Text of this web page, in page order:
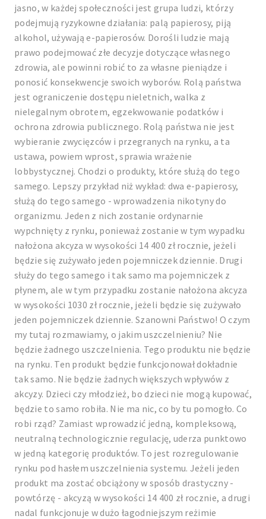
jasno, w każdej społeczności jest grupa ludzi, którzy
podejmują ryzykowne działania: palą papierosy, piją
alkohol, używają e-papierosów. Dorośli ludzie mają
prawo podejmować złe decyzje dotyczące własnego
zdrowia, ale powinni robić to za własne pieniądze i
ponosić konsekwencje swoich wyborów. Rolą państwa
jest ograniczenie dostępu nieletnich, walka z
nielegalnym obrotem, egzekwowanie podatków i
ochrona zdrowia publicznego. Rolą państwa nie jest
wybieranie zwycięzców i przegranych na rynku, a ta
ustawa, powiem wprost, sprawia wrażenie
lobbystycznej. Chodzi o produkty, które służą do tego
samego. Lepszy przykład niż wykład: dwa e-papierosy,
służą do tego samego - wprowadzenia nikotyny do
organizmu. Jeden z nich zostanie ordynarnie
wypchnięty z rynku, ponieważ zostanie w tym wypadku
nałożona akcyza w wysokości 14 400 zł rocznie, jeżeli
będzie się zużywało jeden pojemniczek dziennie. Drugi
służy do tego samego i tak samo ma pojemniczek z
płynem, ale w tym przypadku zostanie nałożona akcyza
w wysokości 1030 zł rocznie, jeżeli będzie się zużywało
jeden pojemniczek dziennie. Szanowni Państwo! O czym
my tutaj rozmawiamy, o jakim uszczelnieniu? Nie
będzie żadnego uszczelnienia. Tego produktu nie będzie
na rynku. Ten produkt będzie funkcjonował dokładnie
tak samo. Nie będzie żadnych większych wpływów z
akcyzy. Dzieci czy młodzież, bo dzieci nie mogą kupować,
będzie to samo robiła. Nie ma nic, co by tu pomogło. Co
robi rząd? Zamiast wprowadzić jedną, kompleksową,
neutralną technologicznie regulację, uderza punktowo
w jedną kategorię produktów. To jest rozregulowanie
rynku pod hasłem uszczelnienia systemu. Jeżeli jeden
produkt ma zostać obciążony w sposób drastyczny -
powtórzę - akcyzą w wysokości 14 400 zł rocznie, a drugi
nadal funkcjonuje w dużo łagodniejszym reżimie